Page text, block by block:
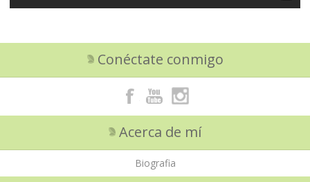
Conéctate conmigo
Acerca de mí
Biografia